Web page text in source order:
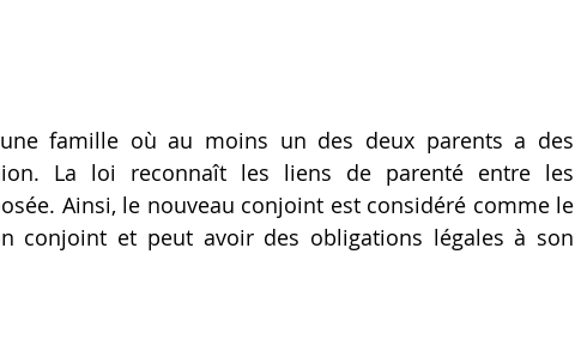
famille où au moins un des deux parents a des
La loi reconnaît les liens de parenté entre les
Ainsi, le nouveau conjoint est considéré comme le
conjoint et peut avoir des obligations légales à son